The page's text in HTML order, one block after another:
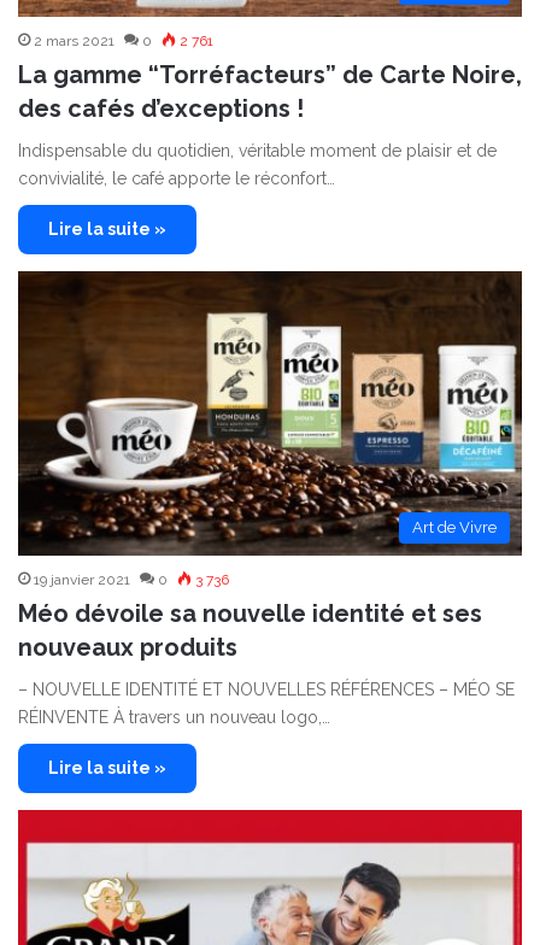
2 mars 2021 0 2 761
La gamme “Torréfacteurs” de Carte Noire,
des cafés d’exceptions !
Indispensable du quotidien, véritable moment de plaisir et de
convivialité, le café apporte le réconfort…
Lire la suite »
Art de Vivre
19 janvier 2021 0 3 736
Méo dévoile sa nouvelle identité et ses
nouveaux produits
– NOUVELLE IDENTITÉ ET NOUVELLES RÉFÉRENCES – MÉO SE
RÉINVENTE À travers un nouveau logo,…
Lire la suite »